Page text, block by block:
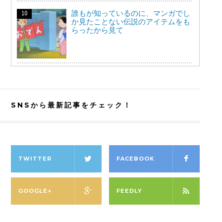
誰もが知っているのに、マンガでし
か見たことない伝説のアイテムをも
らったから見て
SNSから最新記事をチェック！
TWITTER FACEBOOK
GOOGLE+ FEEDLY